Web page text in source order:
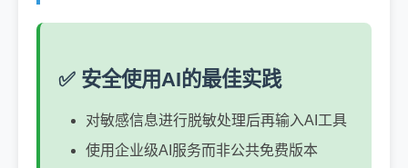
✅ 安全使用AI的最佳实践
对敏感信息进行脱敏处理后再输入AI工具
使用企业级AI服务而非公共免费版本